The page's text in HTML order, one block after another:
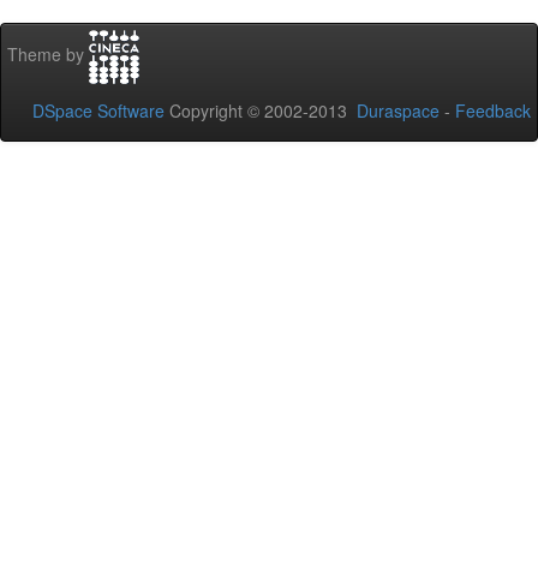
Theme by
DSpace Software Copyright © 2002-2013 Duraspace - Feedback